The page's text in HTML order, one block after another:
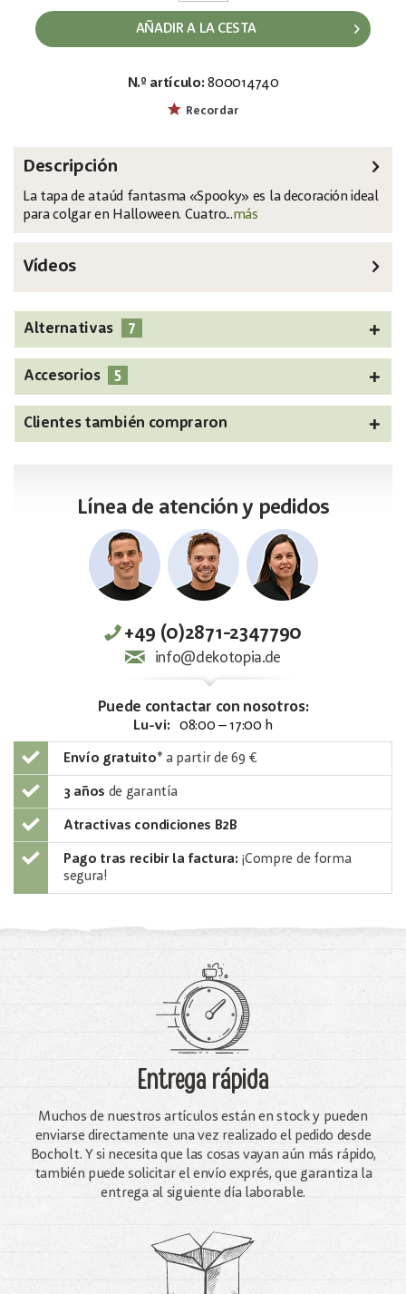
AÑADIR A LA CESTA
N.º artículo: 800014740
Recordar
Descripción
La tapa de ataúd fantasma «Spooky» es la decoración ideal
para colgar en Halloween. Cuatro...más
Vídeos
Alternativas 7
Accesorios 5
Clientes también compraron
Línea de atención y pedidos
+49 (0)2871-2347790
info@dekotopia.de
Puede contactar con nosotros:
Lu-vi: 08:00 – 17:00 h
Envío gratuito* a partir de 69 €
3 años de garantía
Atractivas condiciones B2B
Pago tras recibir la factura: ¡Compre de forma
segura!
Entrega rápida
Muchos de nuestros artículos están en stock y pueden
enviarse directamente una vez realizado el pedido desde
Bocholt. Y si necesita que las cosas vayan aún más rápido,
también puede solicitar el envío exprés, que garantiza la
entrega al siguiente día laborable.